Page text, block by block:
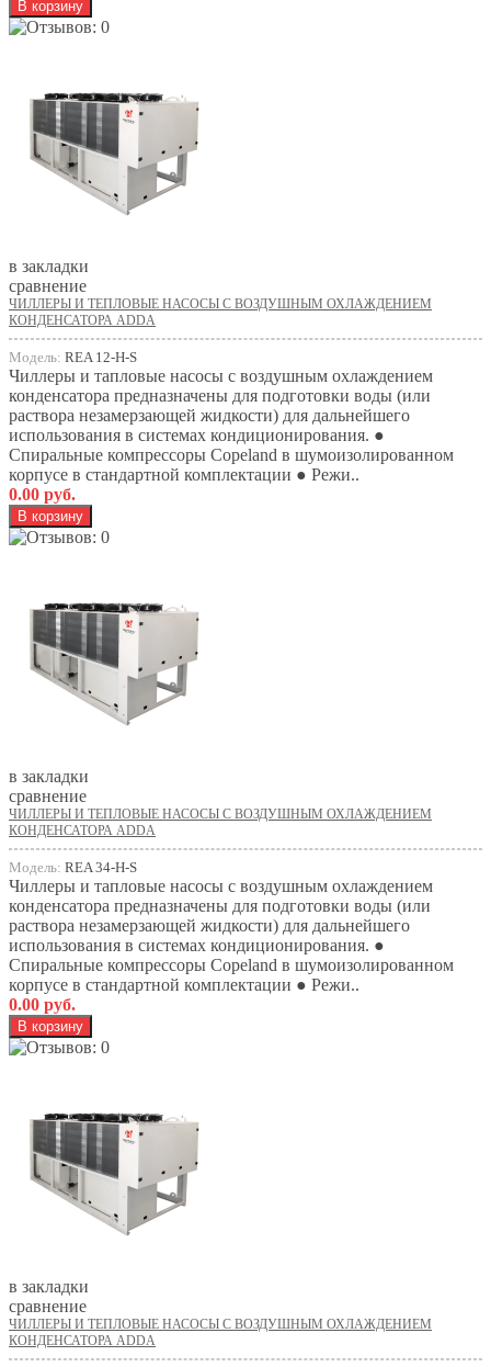
в закладки
сравнение
ЧИЛЛЕРЫ И ТЕПЛОВЫЕ НАСОСЫ С ВОЗДУШНЫМ ОХЛАЖДЕНИЕМ
КОНДЕНСАТОРА ADDA
Модель: REA 12-H-S
Чиллеры и тапловые насосы с воздушным охлаждением
конденсатора предназначены для подготовки воды (или
раствора незамерзающей жидкости) для дальнейшего
использования в системах кондиционирования. ●
Спиральные компрессоры Copeland в шумоизолированном
корпусе в стандартной комплектации ● Режи..
0.00 руб.
в закладки
сравнение
ЧИЛЛЕРЫ И ТЕПЛОВЫЕ НАСОСЫ С ВОЗДУШНЫМ ОХЛАЖДЕНИЕМ
КОНДЕНСАТОРА ADDA
Модель: REA 34-H-S
Чиллеры и тапловые насосы с воздушным охлаждением
конденсатора предназначены для подготовки воды (или
раствора незамерзающей жидкости) для дальнейшего
использования в системах кондиционирования. ●
Спиральные компрессоры Copeland в шумоизолированном
корпусе в стандартной комплектации ● Режи..
0.00 руб.
в закладки
сравнение
ЧИЛЛЕРЫ И ТЕПЛОВЫЕ НАСОСЫ С ВОЗДУШНЫМ ОХЛАЖДЕНИЕМ
КОНДЕНСАТОРА ADDA